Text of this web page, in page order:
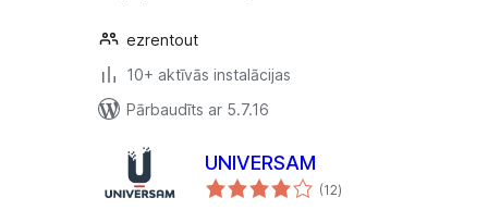
ezrentout
10+ aktīvās instalācijas
Pārbaudīts ar 5.7.16
UNIVERSAM
(12vērtējumu
kopsumma
)